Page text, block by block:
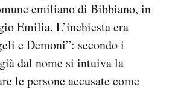
emiliano di Bibbiano, in
Emilia. L’inchiesta era
e Demoni”: secondo i
dal nome si intuiva la
le persone accusate come